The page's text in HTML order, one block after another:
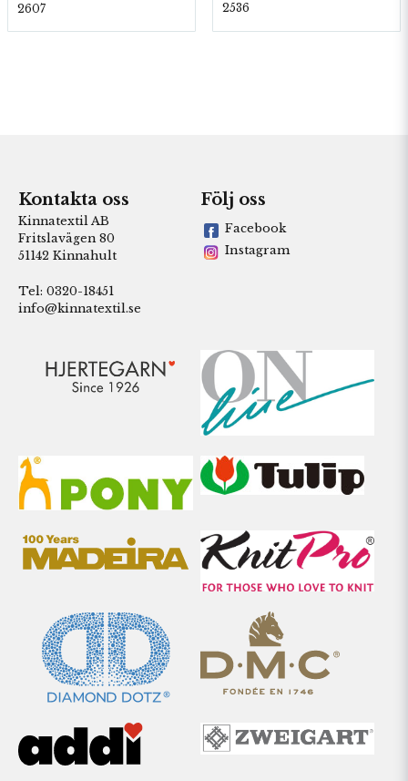
2607 2536
Kontakta oss
Kinnatextil AB
Fritslavägen 80
51142 Kinnahult
Tel: 0320-18451
info@kinnatextil.se
Följ oss
Facebook
Instagram